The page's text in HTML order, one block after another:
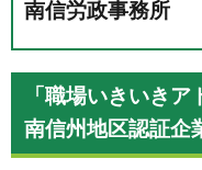
南信労政事務所
「職場いきいき
南信州地区認証企